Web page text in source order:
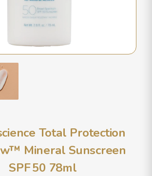
Total Protection
Mineral Sunscreen
SPF 50 78ml